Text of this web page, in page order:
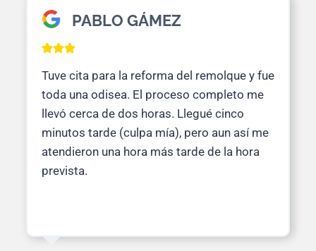
PABLO GÁMEZ
Tuve cita para la reforma del remolque y fue
toda una odisea. El proceso completo me
llevó cerca de dos horas. Llegué cinco
minutos tarde (culpa mía), pero aun así me
atendieron una hora más tarde de la hora
prevista.